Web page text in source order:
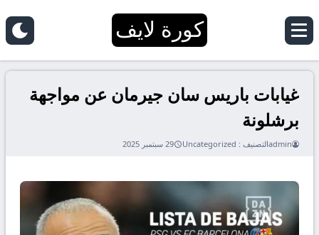
كورة لايف
غيابات باريس سان جيرمان عن مواجهة
برشلونة
adminالتصنيف : Uncategorized 29 سبتمبر 2025